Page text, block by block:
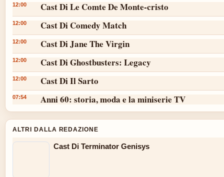
12:00 Cast Di Le Comte De Monte-cristo
12:00 Cast Di Comedy Match
12:00 Cast Di Jane The Virgin
12:00 Cast Di Ghostbusters: Legacy
12:00 Cast Di Il Sarto
07:54 Anni 60: storia, moda e la miniserie TV
ALTRI DALLA REDAZIONE
Cast Di Terminator Genisys